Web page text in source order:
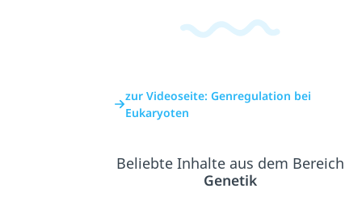
zur Videoseite: Genregulation bei
Eukaryoten
Beliebte Inhalte aus dem Bereich
Genetik